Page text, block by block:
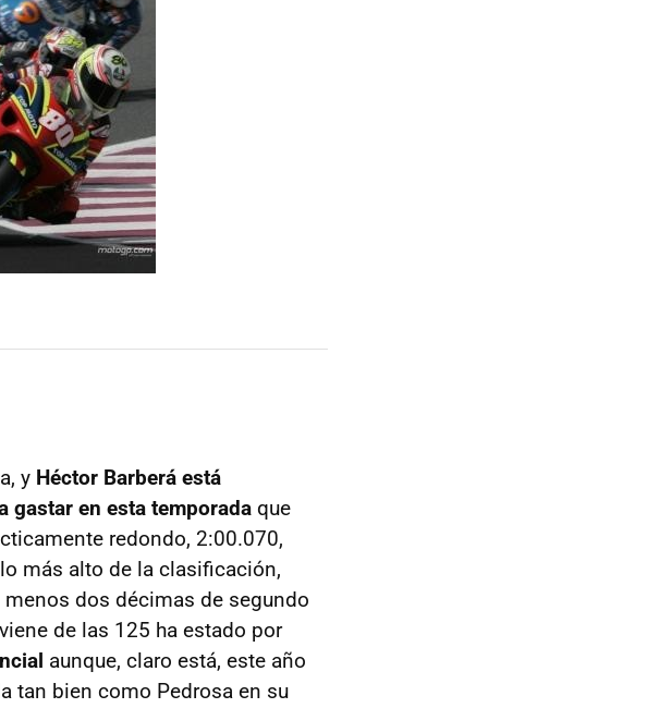
y Héctor Barberá está
gastar en esta temporada que
redondo, 2:00.070,
más alto de la clasificación,
dos décimas de segundo
de las 125 ha estado por
aunque, claro está, este año
tan bien como Pedrosa en su